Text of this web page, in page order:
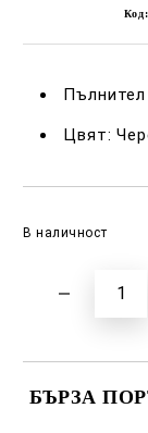
Код:
Цвят:
В наличност
БЪРЗА